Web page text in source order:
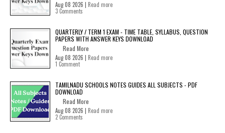
Aug 08 2026 | Read more
3 Comments
QUARTERLY / TERM 1 EXAM - TIME TABLE, SYLLABUS, QUESTION
PAPERS WITH ANSWER KEYS DOWNLOAD
Read More
Aug 08 2026 | Read more
1 Comment
TAMILNADU SCHOOLS NOTES GUIDES ALL SUBJECTS - PDF
DOWNLOAD
Read More
Aug 08 2026 | Read more
2 Comments